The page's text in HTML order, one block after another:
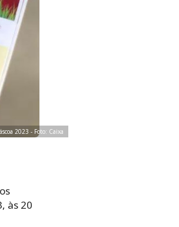
2023 - Foto: Caixa
às 20